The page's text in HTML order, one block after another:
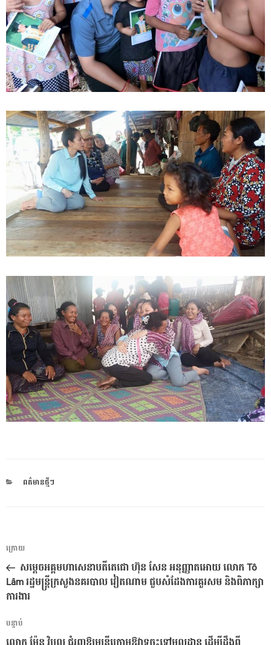
CATEGORIES
ពត៌មានថ្មីៗ
ការ​
នាំទិស​
ប្រកាស
អត្ថបទ
មុន
ក្រោយ
សម្តេចអគ្គមហាសេនាបតីតេជោ ហ៊ុន សែន អនុញ្ញាតអោយ លោក Tô
Lâm រដ្ឋមន្ត្រីក្រសួងនគរបាល វៀតណាម ជួបសំដែងការគួរសម និងពិភាក្សា
ការងារ
អត្ថបទ
បន្ទាប់
បន្ទាប់